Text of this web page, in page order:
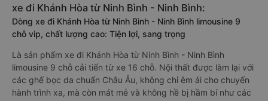
xe đi Khánh Hòa từ Ninh Bình - Ninh Bình:
Dòng xe đi Khánh Hòa từ Ninh Bình - Ninh Bình limousine 9
chỗ vip, chất lượng cao: Tiện lợi, sang trọng
Là sản phẩm xe đi Khánh Hòa từ Ninh Bình - Ninh Bình
limousine 9 chỗ cải tiến từ xe 16 chỗ. Nội thất được làm lại với
các ghế bọc da chuẩn Châu Âu, không chỉ êm ái cho chuyến
hành trình xa, mà còn mát mẻ và không hề bị hầm bí như các